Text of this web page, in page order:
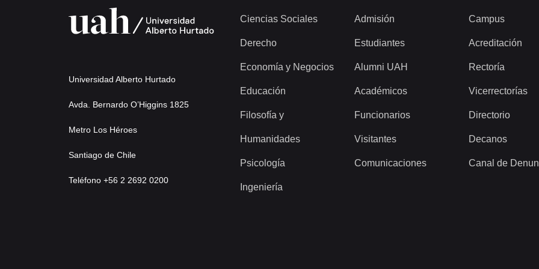
Universidad Alberto Hurtado
Avda. Bernardo O’Higgins 1825
Metro Los Héroes
Santiago de Chile
Teléfono +56 2 2692 0200
Ciencias Sociales
Derecho
Economía y Negocios
Educación
Filosofía y
Humanidades
Psicología
Ingeniería
Admisión
Estudiantes
Alumni UAH
Académicos
Funcionarios
Visitantes
Comunicaciones
Campus
Acreditación
Rectoría
Vicerrectorías
Directorio
Decanos
Canal de